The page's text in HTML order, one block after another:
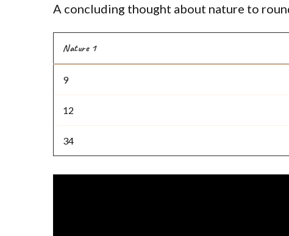
A concluding thought about nature to
Nature 1
9
12
34